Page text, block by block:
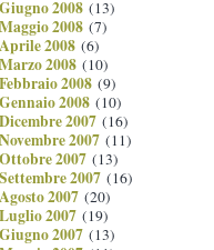
Giugno 2008 (13)
Maggio 2008 (7)
Aprile 2008 (6)
Marzo 2008 (10)
Febbraio 2008 (9)
Gennaio 2008 (10)
Dicembre 2007 (16)
Novembre 2007 (11)
Ottobre 2007 (13)
Settembre 2007 (16)
Agosto 2007 (20)
Luglio 2007 (19)
Giugno 2007 (13)